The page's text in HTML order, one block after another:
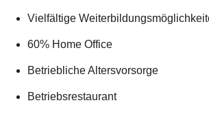
Vielfältige
60% Home Office
Betriebliche Altersvorsorge
Betriebsrestaurant